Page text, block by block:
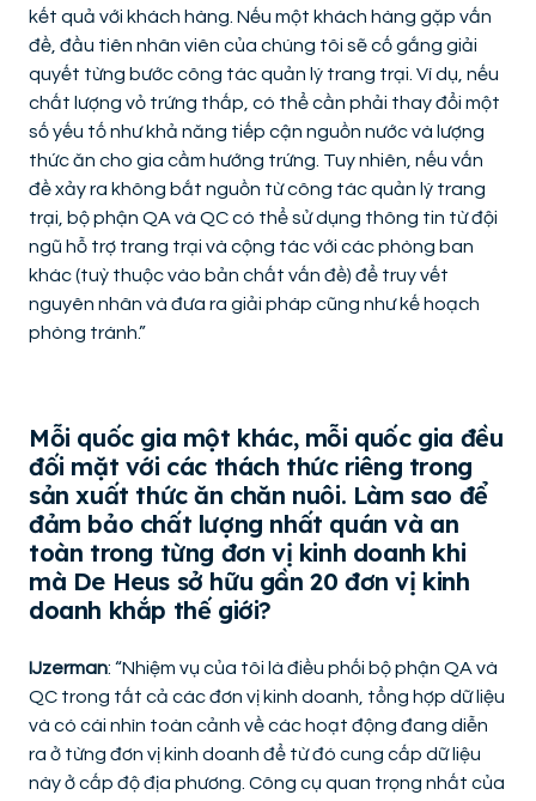
kết quả với khách hàng. Nếu một khách hàng gặp vấn
đề, đầu tiên nhân viên của chúng tôi sẽ cố gắng giải
quyết từng bước công tác quản lý trang trại. Ví dụ, nếu
chất lượng vỏ trứng thấp, có thể cần phải thay đổi một
số yếu tố như khả năng tiếp cận nguồn nước và lượng
thức ăn cho gia cầm hướng trứng. Tuy nhiên, nếu vấn
đề xảy ra không bắt nguồn từ công tác quản lý trang
trại, bộ phận QA và QC có thể sử dụng thông tin từ đội
ngũ hỗ trợ trang trại và cộng tác với các phòng ban
khác (tuỳ thuộc vào bản chất vấn đề) để truy vết
nguyên nhân và đưa ra giải pháp cũng như kế hoạch
phòng tránh.”
Mỗi quốc gia một khác, mỗi quốc gia đều
đối mặt với các thách thức riêng trong
sản xuất thức ăn chăn nuôi. Làm sao để
đảm bảo chất lượng nhất quán và an
toàn trong từng đơn vị kinh doanh khi
mà De Heus sở hữu gần 20 đơn vị kinh
doanh khắp thế giới?
IJzerman: “Nhiệm vụ của tôi là điều phối bộ phận QA và
QC trong tất cả các đơn vị kinh doanh, tổng hợp dữ liệu
và có cái nhìn toàn cảnh về các hoạt động đang diễn
ra ở từng đơn vị kinh doanh để từ đó cung cấp dữ liệu
này ở cấp độ địa phương. Công cụ quan trọng nhất của